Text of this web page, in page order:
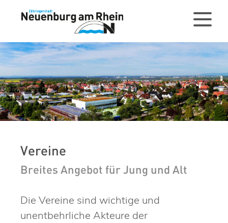
Vereine
Breites Angebot für Jung und Alt
Die Vereine sind wichtige und
unentbehrliche Akteure der